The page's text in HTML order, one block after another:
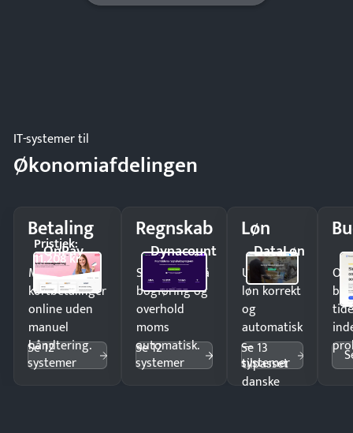
IT-systemer til
Økonomiafdelingen
Betaling
OnPay
Pristjek:
11.208 kr
Modtag
kortbetalinger
online uden
manuel
håndtering.
Se 12
systemer
Regnskab
Dynacount
Spar timer på
bogføring og
overhold
moms
automatisk.
Se 12
systemer
Løn
DataLøn
Udbetal
løn korrekt
og
automatisk
—
tilpasset
danske
Se 13
systemer